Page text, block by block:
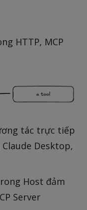
HTTP, MCP
tác trực tiếp
Desktop,
Host đảm
Server